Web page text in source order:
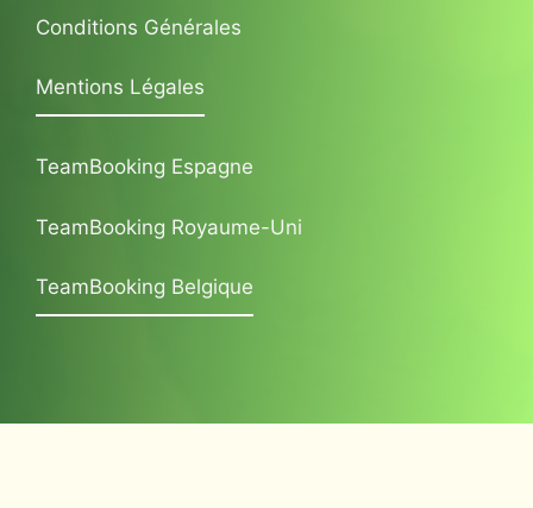
Conditions Générales
Mentions Légales
TeamBooking Espagne
TeamBooking Royaume-Uni
TeamBooking Belgique